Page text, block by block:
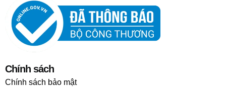
Chính sách
Chính sách bảo mật